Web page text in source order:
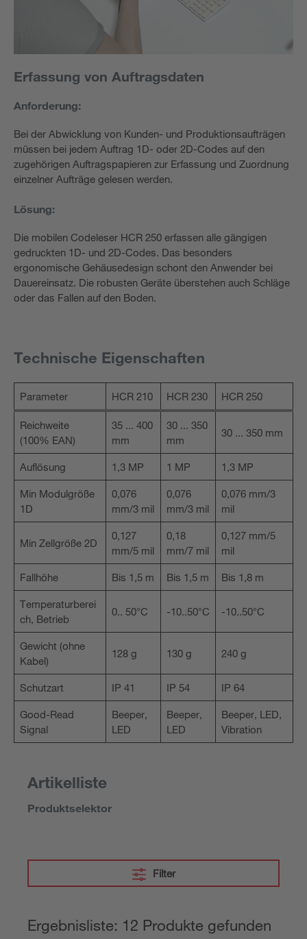
Erfassung von Auftragsdaten
Anforderung:
Bei der Abwicklung von Kunden- und Produktionsaufträgen
müssen bei jedem Auftrag 1D- oder 2D-Codes auf den
zugehörigen Auftragspapieren zur Erfassung und Zuordnung
einzelner Aufträge gelesen werden.
Lösung:
Die mobilen Codeleser HCR 250 erfassen alle gängigen
gedruckten 1D- und 2D-Codes. Das besonders
ergonomische Gehäusedesign schont den Anwender bei
Dauereinsatz. Die robusten Geräte überstehen auch Schläge
oder das Fallen auf den Boden.
Technische Eigenschaften
Parameter HCR 210 HCR 230 HCR 250
Reichweite
(100% EAN)
35 ... 400
mm
30 ... 350
mm
30 ... 350 mm
Auflösung 1,3 MP 1 MP 1,3 MP
Min Modulgröße
1D
0,076
mm/3 mil
0,076
mm/3 mil
0,076 mm/3
mil
Min Zellgröße 2D
0,127
mm/5 mil
0,18
mm/7 mil
0,127 mm/5
mil
Fallhöhe Bis 1,5 m Bis 1,5 m Bis 1,8 m
Temperaturberei
ch, Betrieb
0.. 50°C -10..50°C -10..50°C
Gewicht (ohne
Kabel)
128 g 130 g 240 g
Schutzart IP 41 IP 54 IP 64
Good-Read
Signal
Beeper,
LED
Beeper,
LED
Beeper, LED,
Vibration
Artikelliste
Produktselektor
Filter
Ergebnisliste: 12 Produkte gefunden